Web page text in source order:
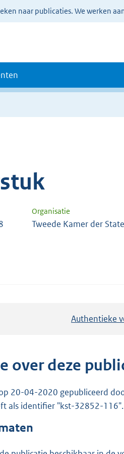
naar publicaties. We werken
Organisatie
Tweede Kamer der
Authentieke
over deze
20-04-2020 gepubliceerd
als identifier "kst-32852-116".